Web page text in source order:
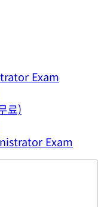
Exam
료)
Exam